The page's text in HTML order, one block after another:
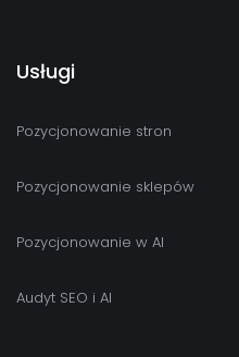
Usługi
Pozycjonowanie stron
Pozycjonowanie sklepów
Pozycjonowanie w AI
Audyt SEO i AI